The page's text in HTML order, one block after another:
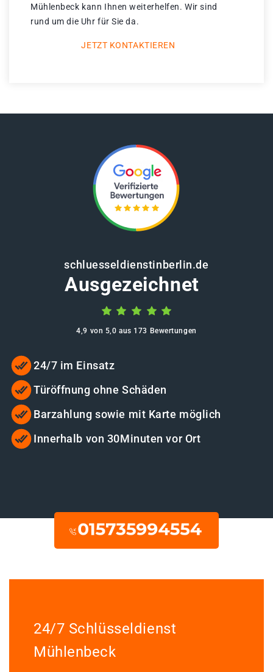
Mühlenbeck kann Ihnen weiterhelfen. Wir sind
rund um die Uhr für Sie da.
JETZT KONTAKTIEREN
schluesseldienstinberlin.de
Ausgezeichnet
4,9 von 5,0 aus 173 Bewertungen
24/7 im Einsatz
Türöffnung ohne Schäden
Barzahlung sowie mit Karte möglich
Innerhalb von 30Minuten vor Ort
24/7 Schlüsseldienst
Mühlenbeck